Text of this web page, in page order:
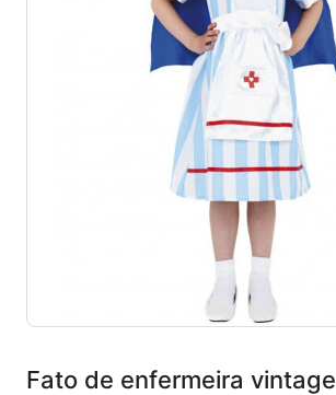
Fato de enfermeira vintage